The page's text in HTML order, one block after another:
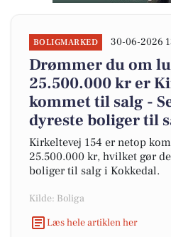
BOLIGMARKED 30-06-2026
Drømmer du om
25.500.000 kr er
kommet til salg -
dyreste boliger til
Kirkeltevej 154 er netop
25.500.000 kr, hvilket gør
boliger til salg i Kokkedal.
Kilde: Boliga
Læs hele artiklen her